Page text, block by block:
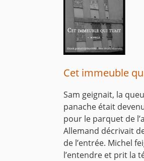
Cet immeuble
Sam geignait, la
panache était
pour le parquet de
Allemand décrivait
de l’entrée. Michel
l’entendre et prit la